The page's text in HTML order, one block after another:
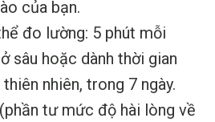
của bạn.
đo lường: 5 phút mỗi
sâu hoặc dành thời gian
nhiên, trong 7 ngày.
tư mức độ hài lòng về